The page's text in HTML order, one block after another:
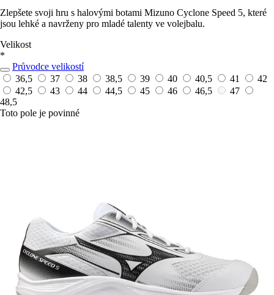
Zlepšete svoji hru s halovými botami Mizuno Cyclone Speed 5, které
jsou lehké a navrženy pro mladé talenty ve volejbalu.
Velikost
*
Průvodce velikostí
36,5
37 38 38,5 39 40 40,5 41
42
42,5
43 44 44,5 45 46 46,5
47
48,5
Toto pole je povinné